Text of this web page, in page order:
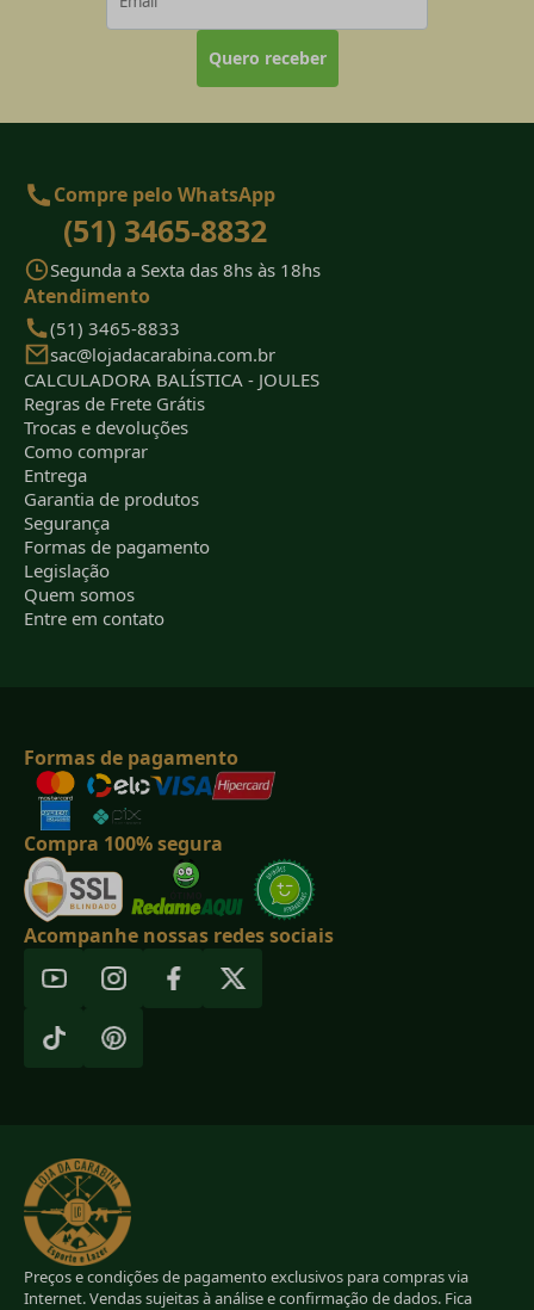
Quero receber
Compre pelo WhatsApp
(51) 3465-8832
Segunda a Sexta das 8hs às 18hs
Atendimento
(51) 3465-8833
sac@lojadacarabina.com.br
CALCULADORA BALÍSTICA - JOULES
Regras de Frete Grátis
Trocas e devoluções
Como comprar
Entrega
Garantia de produtos
Segurança
Formas de pagamento
Legislação
Quem somos
Entre em contato
Formas de pagamento
Compra 100% segura
Acompanhe nossas redes sociais
Preços e condições de pagamento exclusivos para compras via
Internet. Vendas sujeitas à análise e confirmação de dados. Fica